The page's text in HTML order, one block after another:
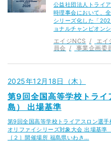
公益社団法人トライ
時理事会において、
シリーズ化した「
ョナルチャンピオン
エイジNCS エイ
員会
事業企画委
2025年12月18日（木）
第9回全国高等学校トラ
島） 出場基準
第9回全国高等学校トライアスロン選
オリファイシリーズ対象大会 出場基
［２］開催場所 福島県いわき…